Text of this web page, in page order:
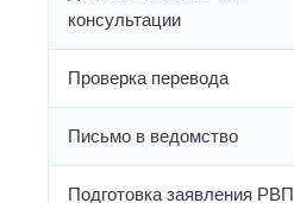
консультации
Проверка перевода
Письмо в ведомство
Подготовка заявления РВП